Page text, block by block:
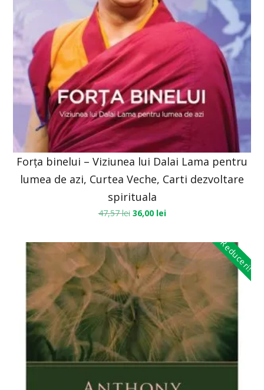
Forța binelui – Viziunea lui Dalai Lama pentru
lumea de azi, Curtea Veche, Carti dezvoltare
spirituala
47,57lei 36,00 lei
Reduceri!